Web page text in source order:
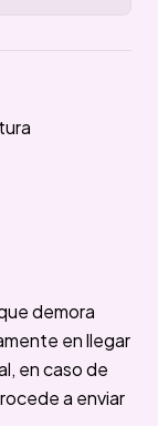
demora
en llegar
en caso de
a enviar